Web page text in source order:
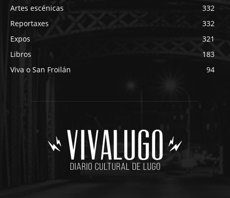
Artes escénicas
332
Reportaxes
332
Expos
321
Libros
183
Viva o San Froilán
94